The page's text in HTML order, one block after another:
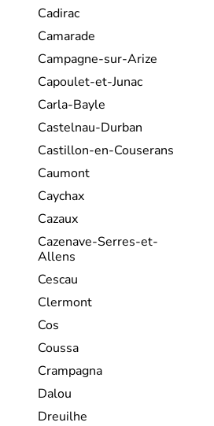
Cadirac
Camarade
Campagne-sur-Arize
Capoulet-et-Junac
Carla-Bayle
Castelnau-Durban
Castillon-en-Couserans
Caumont
Caychax
Cazaux
Cazenave-Serres-et-
Allens
Cescau
Clermont
Cos
Coussa
Crampagna
Dalou
Dreuilhe